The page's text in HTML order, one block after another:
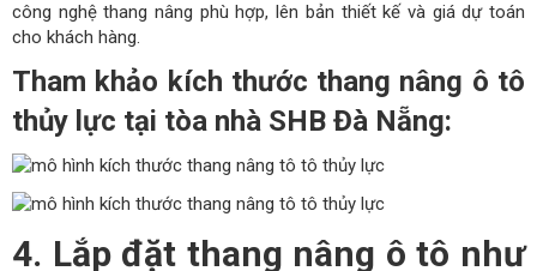
công nghệ thang nâng phù hợp, lên bản thiết kế và giá dự toán
cho khách hàng.
Tham khảo kích thước thang nâng ô tô
thủy lực tại tòa nhà SHB Đà Nẵng:
4. Lắp đặt thang nâng ô tô như